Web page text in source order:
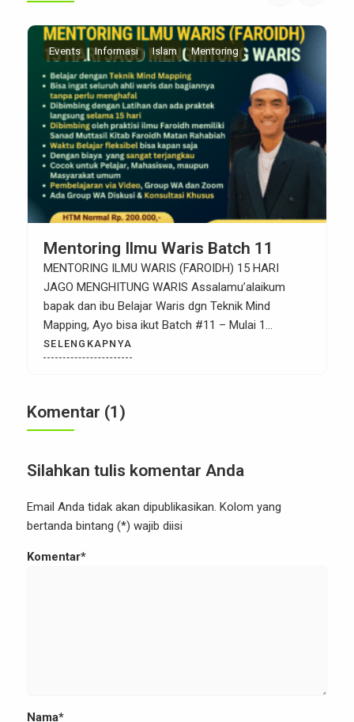
Events Informasi Islam Mentoring
Mentoring Ilmu Waris Batch 11
MENTORING ILMU WARIS (FAROIDH) 15 HARI
JAGO MENGHITUNG WARIS Assalamu’alaikum
bapak dan ibu Belajar Waris dgn Teknik Mind
Mapping, Ayo bisa ikut Batch #11 – Mulai 1
September 2025 Harga Early Bird 1: Hanya 97 ribu
saja (Harga Normal 200 ribu) PENTING: Batas
SELENGKAPNYA
Komentar (1)
Silahkan tulis komentar Anda
Email Anda tidak akan dipublikasikan. Kolom yang
bertanda bintang (*) wajib diisi
Komentar*
Nama*